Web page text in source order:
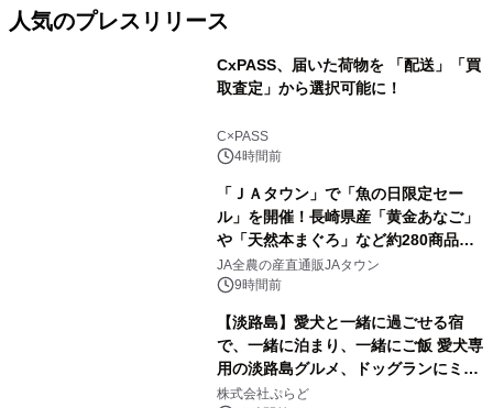
人気のプレスリリース
CxPASS、届いた荷物を 「配送」「買
取査定」から選択可能に！
C×PASS
4時間前
「ＪＡタウン」で「魚の日限定セー
ル」を開催！長崎県産「黄金あなご」
や「天然本まぐろ」など約280商品を
販売！～毎月１０日の定例企画～
JA全農の産直通販JAタウン
9時間前
【淡路島】愛犬と一緒に過ごせる宿
で、一緒に泊まり、一緒にご飯 愛犬専
用の淡路島グルメ、ドッグランにミニ
プール グランピングとトレーラーハウ
株式会社ぷらど